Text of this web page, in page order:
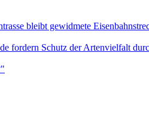
bleibt gewidmete
fordern Schutz der Artenvielfalt